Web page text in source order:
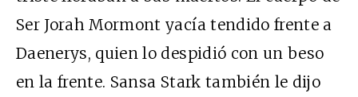
Ser Jorah Mormont yacía tendido frente a
Daenerys, quien lo despidió con un beso
en la frente. Sansa Stark también le dijo